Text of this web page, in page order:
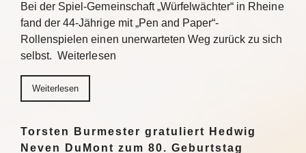
Bei der Spiel-Gemeinschaft „Würfelwächter“ in Rheine
fand der 44-Jährige mit „Pen and Paper“-
Rollenspielen einen unerwarteten Weg zurück zu sich
selbst. Weiterlesen
Weiterlesen
Torsten Burmester gratuliert Hedwig
Neven DuMont zum 80. Geburtstag